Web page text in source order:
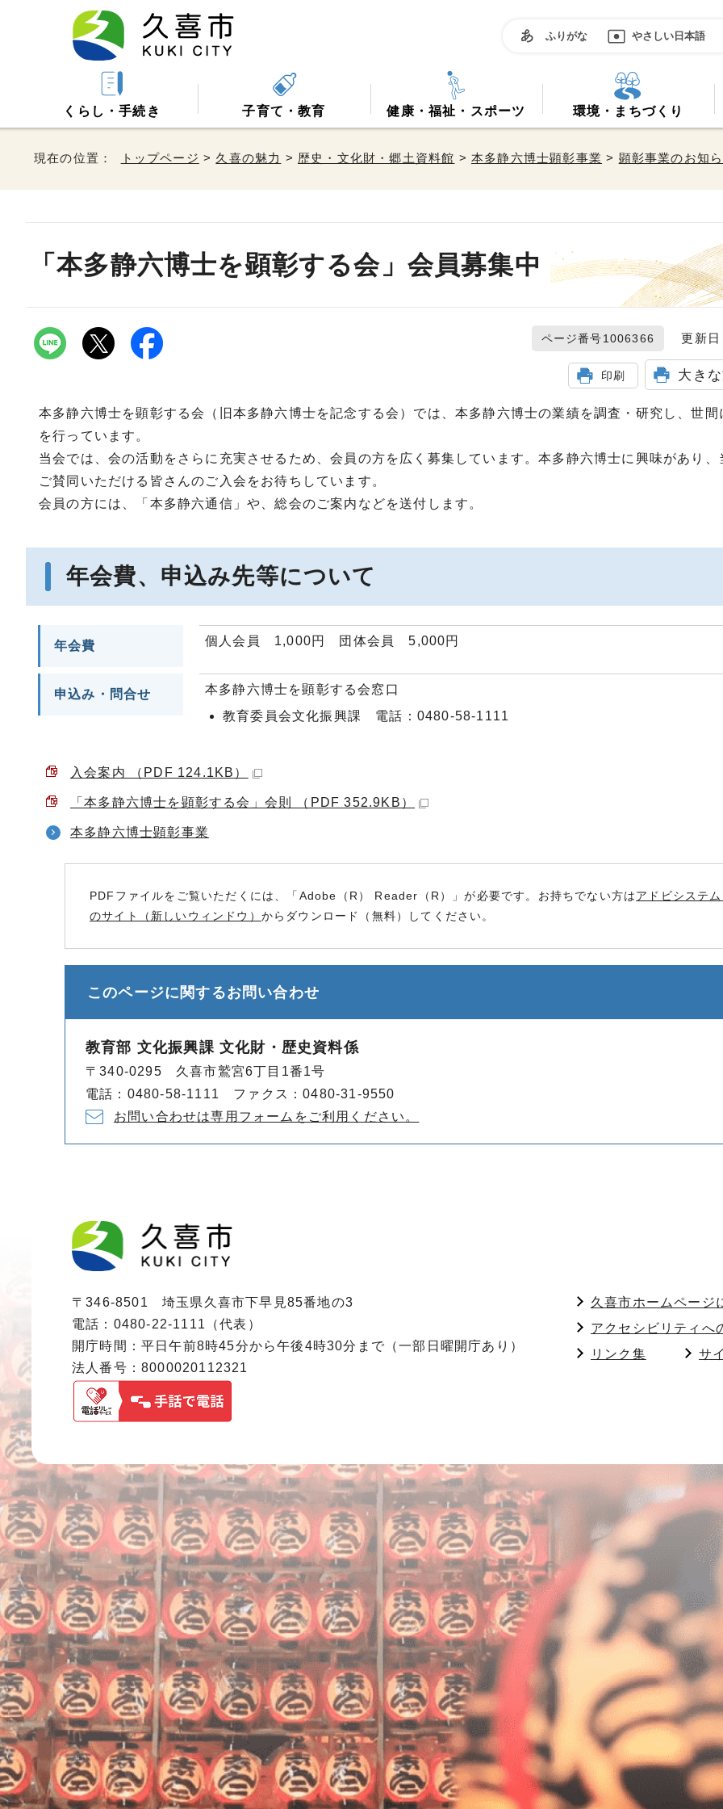
ふりがな やさしい日本語
くらし・手続き 子育て・教育 健康・福祉・スポーツ 環境・まちづくり
現在の位置： トップページ > 久喜の魅力 > 歴史・文化財・郷土資料館 >本多静六博士顕彰事業 > 顕彰事業のお知
「本多静六博士を顕彰する会」会員募集中
ページ番号1006366 更新日
印刷 大き
本多静六博士を顕彰する会（旧本多静六博士を記念する会）では、本多静六博士の業績を調査・研究し、世間
を行っています。
当会では、会の活動をさらに充実させるため、会員の方を広く募集しています。本多静六博士に興味があり、
ご賛同いただける皆さんのご入会をお待ちしています。
会員の方には、「本多静六通信」や、総会のご案内などを送付します。
年会費、申込み先等について
年会費 個人会員 1,000円 団体会員 5,000円
申込み・問合せ
本多静六博士を顕彰する会窓口
教育委員会文化振興課 電話：0480‐58-1111
入会案内 （PDF 124.1KB）
「本多静六博士を顕彰する会」会則 （PDF 352.9KB）
本多静六博士顕彰事業
PDFファイルをご覧いただくには、「Adobe（R） Reader（R）」が必要です。お持ちでない方はアドビシステ
のサイト（新しいウィンドウ） からダウンロード（無料）してください。
このページに関するお問い合わせ
教育部 文化振興課 文化財・歴史資料係
〒340-0295 久喜市鷲宮6丁目1番1号
電話：0480-58-1111 ファクス：0480-31-9550
お問い合わせは専用フォームをご利用ください。
〒346-8501 埼玉県久喜市下早見85番地の3
電話：0480-22-1111（代表）
開庁時間：平日午前8時45分から午後4時30分まで（一部日曜開庁あり）
法人番号：8000020112321
久喜市ホームページ
アクセシビリティへ
リンク集
サ